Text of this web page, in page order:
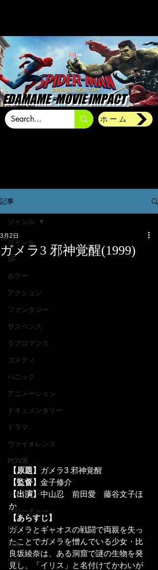
EDAMAME -MOVIE IMPACT
ホーム
記事
ジャンル
SF
ホラー
アクション
ファンタジー
サスペンス
ラブロマンス
コメディ
パニック
アニメーション
ドキュメンタリー
ドラマ
ヴァイオレンス
POV系
アメコミ
ディズニー
クリーチャー
B級
邦画
洋画
ジャンル
ガメラ3 邪神覚醒(1999)
3月2日
【原題】
ガメラ3 邪神覚醒
【監督】 金子修介
【出演】中山忍　前田愛　藤谷文子ほ
か
【あらすじ】
ガメラとギャオスの戦闘で両親を失っ
たことでガメラを憎んでいる少女・比
良坂綾奈は、ある洞窟で謎の生物を発
見し、「イリス」と名付けてかわいが